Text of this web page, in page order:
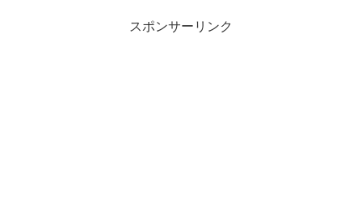
スポンサーリンク